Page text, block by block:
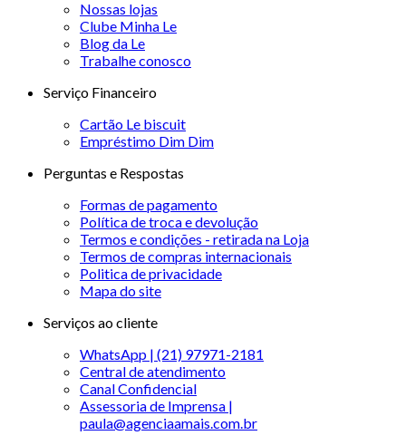
Nossas lojas
Clube Minha Le
Blog da Le
Trabalhe conosco
Serviço Financeiro
Cartão Le biscuit
Empréstimo Dim Dim
Perguntas e Respostas
Formas de pagamento
Política de troca e devolução
Termos e condições - retirada na Loja
Termos de compras internacionais
Politica de privacidade
Mapa do site
Serviços ao cliente
WhatsApp | (21) 97971-2181
Central de atendimento
Canal Confidencial
Assessoria de Imprensa |
paula@agenciaamais.com.br